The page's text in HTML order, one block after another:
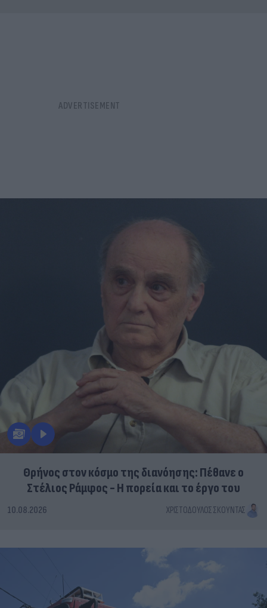
Θρήνος στον κόσμο της διανόησης: Πέθανε ο
Στέλιος Ράμφος - Η πορεία και το έργο του
10.08.2026 ΧΡΙΣΤΌΔΟΥΛΟΣ ΣΚΟΎΝΤΑΣ